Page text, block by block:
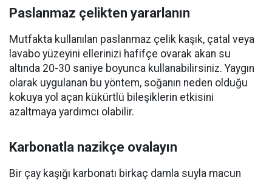
Paslanmaz çelikten yararlanın
Mutfakta kullanılan paslanmaz çelik kaşık, çatal veya
lavabo yüzeyini ellerinizi hafifçe ovarak akan su
altında 20-30 saniye boyunca kullanabilirsiniz. Yaygın
olarak uygulanan bu yöntem, soğanın neden olduğu
kokuya yol açan kükürtlü bileşiklerin etkisini
azaltmaya yardımcı olabilir.
Karbonatla nazikçe ovalayın
Bir çay kaşığı karbonatı birkaç damla suyla macun